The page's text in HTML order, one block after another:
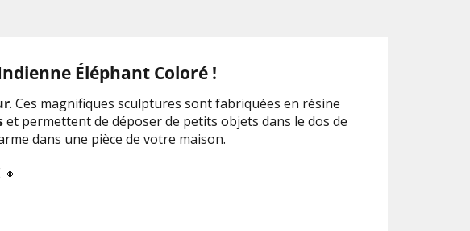
Éléphant Coloré !
. Ces magnifiques sculptures sont fabriquées en résine
et permettent de déposer de petits objets dans le dos de
dans une pièce de votre maison.